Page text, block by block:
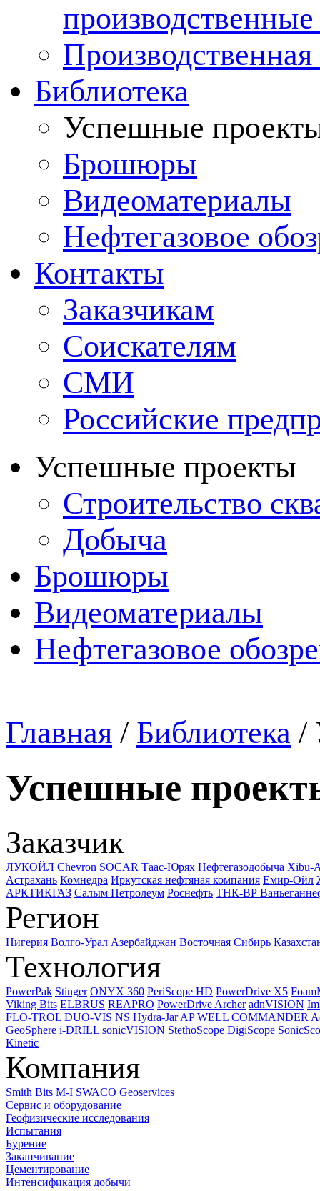
Производственная
Библиотека
Успешные
Брошюры
Видеоматериалы
Нефтегазовое
Контакты
Заказчикам
Соискателям
СМИ
Российские
Успешные проекты
Строительство
Добыча
Брошюры
Видеоматериалы
Нефтегазовое
Главная / Библиотека /
Успешные
Заказчик
ЛУКОЙЛ Chevron SOCAR Таас-Юрях Нефтегазодобыча Xibu-
Астрахань Комнедра Иркутская нефтяная компания Емир-Ойл
АРКТИКГАЗ Салым Петролеум Роснефть ТНК-ВР
Регион
Нигерия Волго-Урал Азербайджан Восточная Сибирь
Технология
PowerPak Stinger ONYX 360 PeriScope HD PowerDrive X5
Viking Bits ELBRUS REAPRO PowerDrive Archer adnVISION
FLO-TROL DUO-VIS NS Hydra-Jar AP WELL COMMANDER
GeoSphere i-DRILL sonicVISION StethoScope DigiScope
Kinetic
Компания
Smith Bits M-I SWACO Geoservices
Сервис и оборудование
Геофизические исследования
Испытания
Бурение
Заканчивание
Цементирование
Интенсификация добычи